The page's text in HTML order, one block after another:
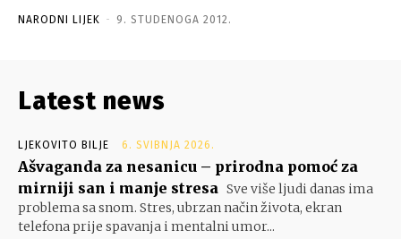
NARODNI LIJEK - 9. STUDENOGA 2012.
Latest news
LJEKOVITO BILJE 6. SVIBNJA 2026.
Ašvaganda za nesanicu – prirodna pomoć za
mirniji san i manje stresa Sve više ljudi danas ima
problema sa snom. Stres, ubrzan način života, ekran
telefona prije spavanja i mentalni umor...